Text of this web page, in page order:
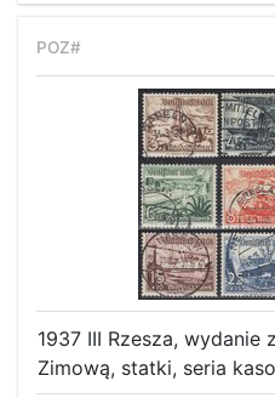
1937 III Rzesza, wydanie
Zimową, statki, seria